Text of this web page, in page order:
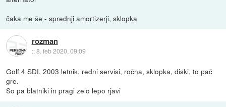
čaka me še - sprednji amortizerji, sklopka
rozman
::8. feb 2020, 09:09
Golf 4 SDI, 2003 letnik, redni servisi, ročna, sklopka, diski, to pač
gre.
So pa blatniki in pragi zelo lepo rjavi